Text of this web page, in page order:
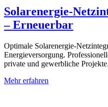
Solarenergie-
– Erneuerbar
Optimale Solarenergie-
Energieversorgung.
private und gewerbliche
Mehr erfahren